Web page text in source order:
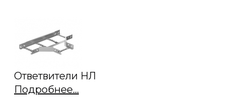
Ответвители НЛ
Подробнее...